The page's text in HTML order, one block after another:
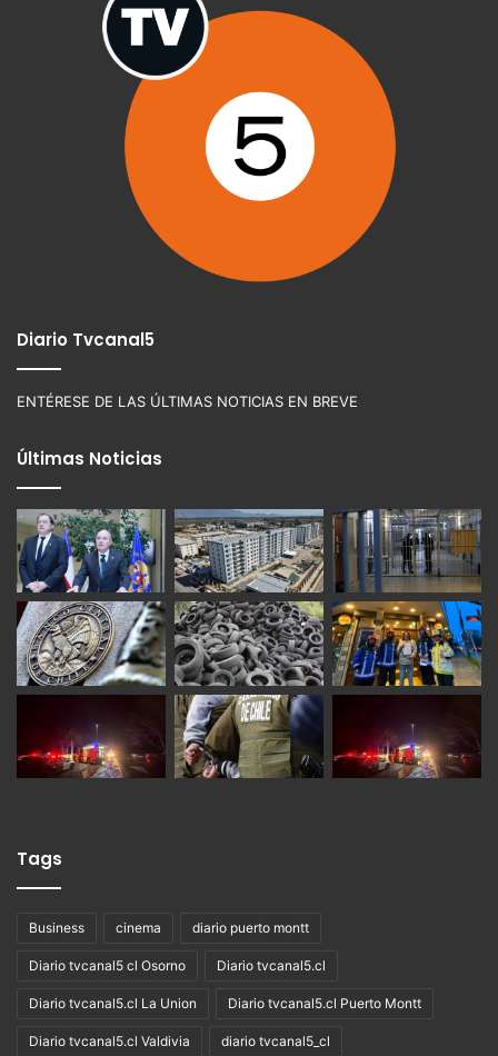
Diario Tvcanal5
ENTÉRESE DE LAS ÚLTIMAS NOTICIAS EN BREVE
Últimas Noticias
Tags
Business cinema diario puerto montt
Diario tvcanal5 cl Osorno Diario tvcanal5.cl
Diario tvcanal5.cl La Union Diario tvcanal5.cl Puerto Montt
Diario tvcanal5.cl Valdivia diario tvcanal5_cl